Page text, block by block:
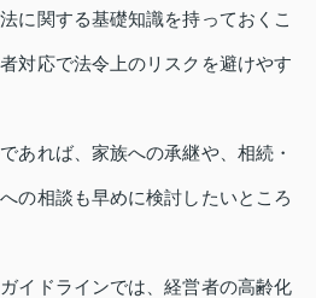
に関する基礎知識を持っておくこ
対応で法令上のリスクを避けやす
あれば、家族への承継や、相続・
の相談も早めに検討したいところ
イドラインでは、経営者の高齢化